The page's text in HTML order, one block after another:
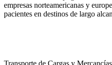
empresas norteamericanas y
pacientes en destinos de largo